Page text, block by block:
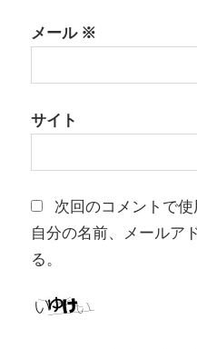
メール※
サイト
次回のコメントで
自分の名前、メールア
る。